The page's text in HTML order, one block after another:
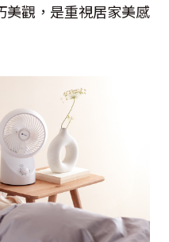
美觀，是重視居家美感